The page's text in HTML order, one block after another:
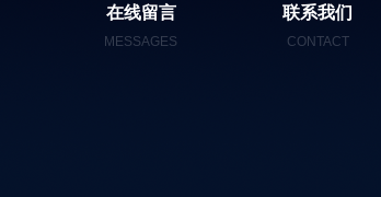
在线留言
MESSAGES
联系我们
CONTACT